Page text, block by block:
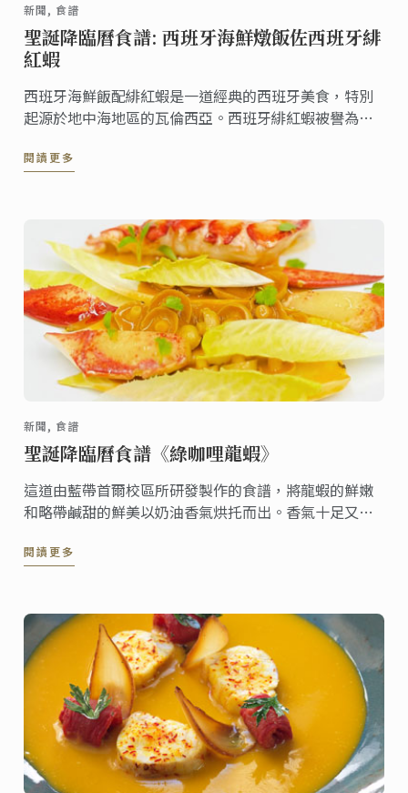
新聞, 食譜
聖誕降臨曆食譜: 西班牙海鮮燉飯佐西班牙緋
紅蝦
西班牙海鮮飯配緋紅蝦是一道經典的西班牙美食，特別
起源於地中海地區的瓦倫西亞。西班牙緋紅蝦被譽為世
野生蝦，其蝦膏香濃美味，令人一試傾心，這是道以各
閱讀更多
新聞, 食譜
聖誕降臨曆食譜《綠咖哩龍蝦》
這道由藍帶首爾校區所研發製作的食譜，將龍蝦的鮮嫩
和略帶鹹甜的鮮美以奶油香氣烘托而出。香氣十足又溫
閱讀更多